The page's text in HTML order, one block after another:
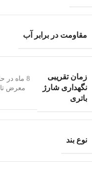
مقاومت در برابر آب
زمان تقریبی
نگهداری شارژ
باتری
8 ماه
نوع بند